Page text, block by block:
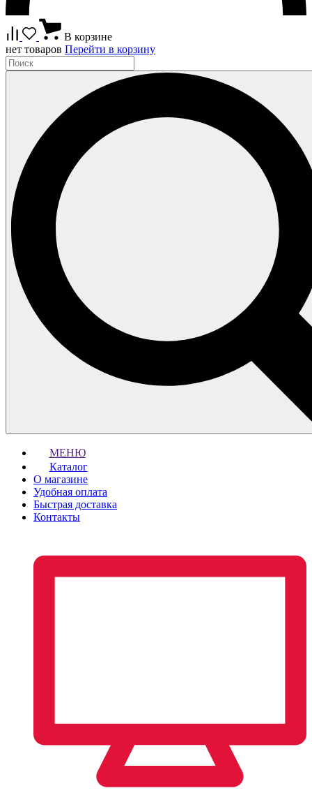
В корзине
нет товаров Перейти в корзину
МЕНЮ
Каталог
О магазине
Удобная оплата
Быстрая доставка
Контакты